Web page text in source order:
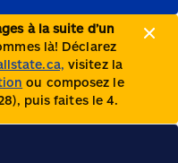
à la suite d’un
là! Déclarez
visitez la
ou composez le
puis faites le 4.